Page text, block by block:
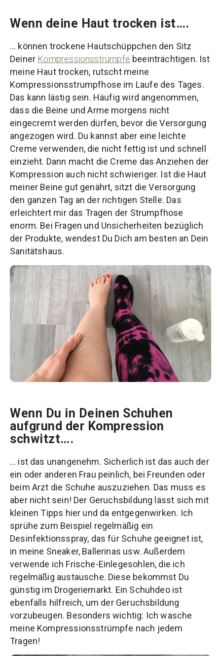
Wenn deine Haut trocken ist….
… können trockene Hautschüppchen den Sitz
Deiner Kompressionsstrümpfe beeinträchtigen. Ist
meine Haut trocken, rutscht meine
Kompressionsstrumpfhose im Laufe des Tages.
Das kann lästig sein. Häufig wird angenommen,
dass die Beine und Arme morgens nicht
eingecremt werden dürfen, bevor die Versorgung
angezogen wird. Du kannst aber eine leichte
Creme verwenden, die nicht fettig ist und schnell
einzieht. Dann macht die Creme das Anziehen der
Kompression auch nicht schwieriger. Ist die Haut
meiner Beine gut genährt, sitzt die Versorgung
den ganzen Tag an der richtigen Stelle. Das
erleichtert mir das Tragen der Strumpfhose
enorm. Bei Fragen und Unsicherheiten bezüglich
der Produkte, wendest Du Dich am besten an Dein
Sanitätshaus.
Wenn Du in Deinen Schuhen
aufgrund der Kompression
schwitzt….
… ist das unangenehm. Sicherlich ist das auch der
ein oder anderen Frau peinlich, bei Freunden oder
beim Arzt die Schuhe auszuziehen. Das muss es
aber nicht sein! Der Geruchsbildung lässt sich mit
kleinen Tipps hier und da entgegenwirken. Ich
sprühe zum Beispiel regelmäßig ein
Desinfektionsspray, das für Schuhe geeignet ist,
in meine Sneaker, Ballerinas usw. Außerdem
verwende ich Frische-Einlegesohlen, die ich
regelmäßig austausche. Diese bekommst Du
günstig im Drogeriemarkt. Ein Schuhdeo ist
ebenfalls hilfreich, um der Geruchsbildung
vorzubeugen. Besonders wichtig: Ich wasche
meine Kompressionsstrümpfe nach jedem
Tragen!